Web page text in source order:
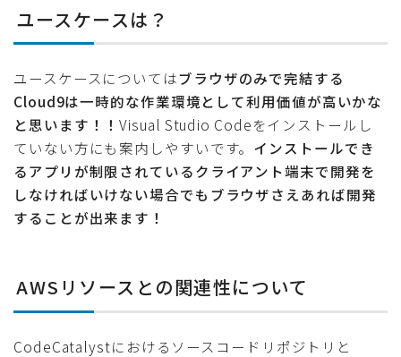
ユースケースは？
ユースケースについてはブラウザのみで完結する
Cloud9は一時的な作業環境として利用価値が高いかな
と思います！！Visual Studio Codeをインストールし
ていない方にも案内しやすいです。 インストールでき
るアプリが制限されているクライアント端末で開発を
しなければいけない場合でもブラウザさえあれば開発
することが出来ます！
AWSリソースとの関連性について
CodeCatalystにおけるソースコードリポジトリと